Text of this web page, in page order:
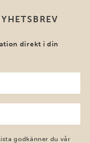
direkt i din
godkänner du vår